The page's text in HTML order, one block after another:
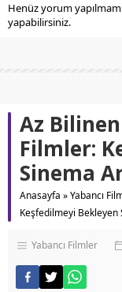
Henüz yorum
yapabilirsiniz.
Az
Filmler:
Sinema
Anasayfa »Yabancı
Keşfedilmeyi
Yabancı Filmler